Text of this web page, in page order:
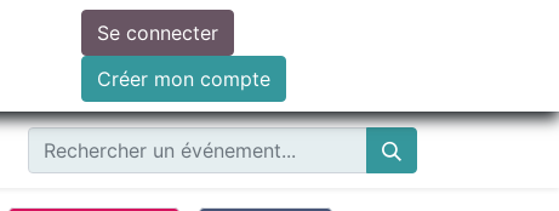
Faire un don
Se connecter
Créer mon compte